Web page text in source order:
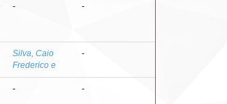
- -
Silva, Caio
Frederico e
-
- -